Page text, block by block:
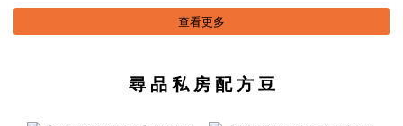
查看更多
尋 品 私 房 配 方 豆